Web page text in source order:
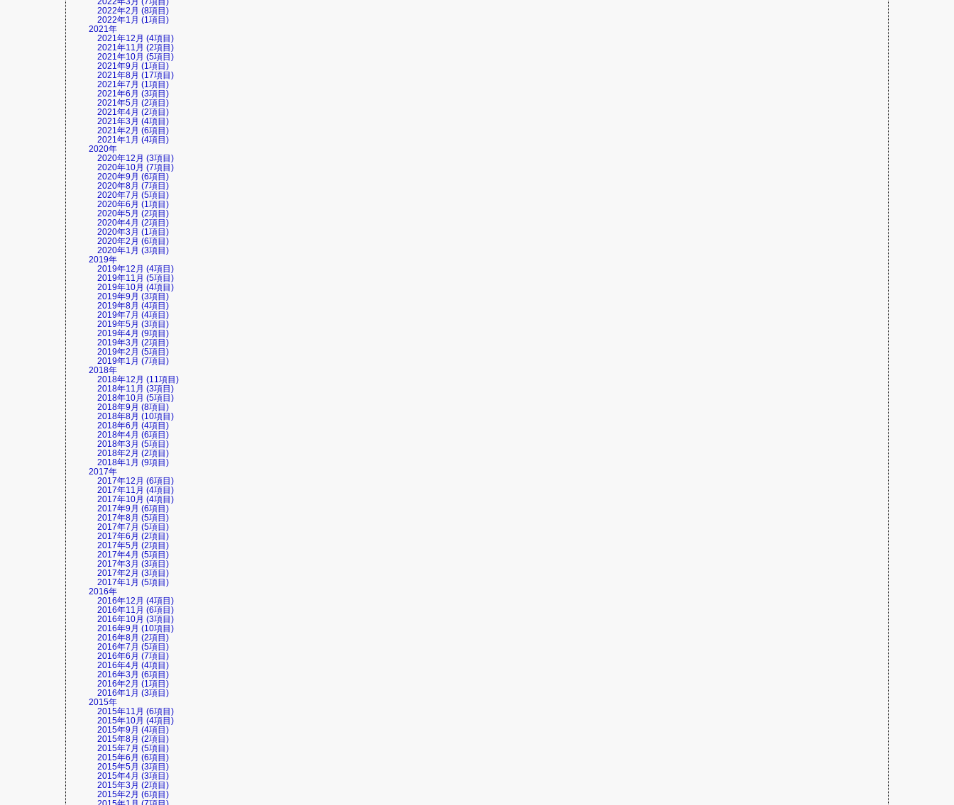
2022年2月 (8項目)
2022年1月 (1項目)
2021年
2021年12月 (4項目)
2021年11月 (2項目)
2021年10月 (5項目)
2021年9月 (1項目)
2021年8月 (17項目)
2021年7月 (1項目)
2021年6月 (3項目)
2021年5月 (2項目)
2021年4月 (2項目)
2021年3月 (4項目)
2021年2月 (6項目)
2021年1月 (4項目)
2020年
2020年12月 (3項目)
2020年10月 (7項目)
2020年9月 (6項目)
2020年8月 (7項目)
2020年7月 (5項目)
2020年6月 (1項目)
2020年5月 (2項目)
2020年4月 (2項目)
2020年3月 (1項目)
2020年2月 (6項目)
2020年1月 (3項目)
2019年
2019年12月 (4項目)
2019年11月 (5項目)
2019年10月 (4項目)
2019年9月 (3項目)
2019年8月 (4項目)
2019年7月 (4項目)
2019年5月 (3項目)
2019年4月 (9項目)
2019年3月 (2項目)
2019年2月 (5項目)
2019年1月 (7項目)
2018年
2018年12月 (11項目)
2018年11月 (3項目)
2018年10月 (5項目)
2018年9月 (8項目)
2018年8月 (10項目)
2018年6月 (4項目)
2018年4月 (6項目)
2018年3月 (5項目)
2018年2月 (2項目)
2018年1月 (9項目)
2017年
2017年12月 (6項目)
2017年11月 (4項目)
2017年10月 (4項目)
2017年9月 (6項目)
2017年8月 (5項目)
2017年7月 (5項目)
2017年6月 (2項目)
2017年5月 (2項目)
2017年4月 (5項目)
2017年3月 (3項目)
2017年2月 (3項目)
2017年1月 (5項目)
2016年
2016年12月 (4項目)
2016年11月 (6項目)
2016年10月 (3項目)
2016年9月 (10項目)
2016年8月 (2項目)
2016年7月 (5項目)
2016年6月 (7項目)
2016年4月 (4項目)
2016年3月 (6項目)
2016年2月 (1項目)
2016年1月 (3項目)
2015年
2015年11月 (6項目)
2015年10月 (4項目)
2015年9月 (4項目)
2015年8月 (2項目)
2015年7月 (5項目)
2015年6月 (6項目)
2015年5月 (3項目)
2015年4月 (3項目)
2015年3月 (2項目)
2015年2月 (6項目)